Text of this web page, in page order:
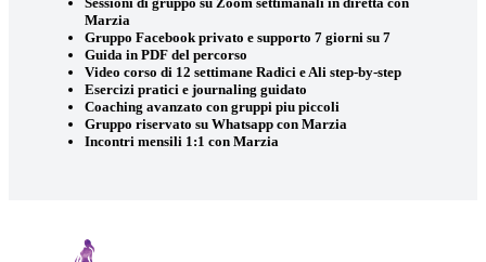
Marzia
Gruppo Facebook privato e supporto 7 giorni su 7
Guida in PDF del percorso
Video corso di 12 settimane Radici e Ali step-by-step
Esercizi pratici e journaling guidato
Coaching avanzato con gruppi piu piccoli
Gruppo riservato su Whatsapp con Marzia
Incontri mensili 1:1 con Marzia